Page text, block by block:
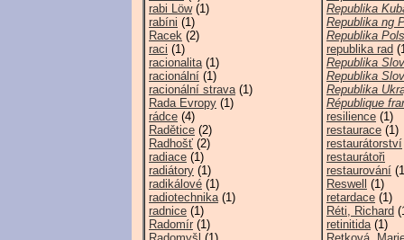
rabi Löw(1)
rabíni (1)
Racek (2)
raci (1)
racionalita(1)
racionální (1)
racionální strava(1)
Rada Evropy (1)
rádce (4)
Radětice (2)
Radhošť (2)
radiace (1)
radiátory (1)
radikálové (1)
radiotechnika(1)
radnice (1)
Radomír (1)
Republika
Republika ng
Republika
republika rad
Republika
Republika
Republika
République
resilience (1)
restaurace (1)
restaurátorství
restaurátoři
restaurování
Reswell
(1)
retardace (1)
Réti, Richard
retinitida(1)